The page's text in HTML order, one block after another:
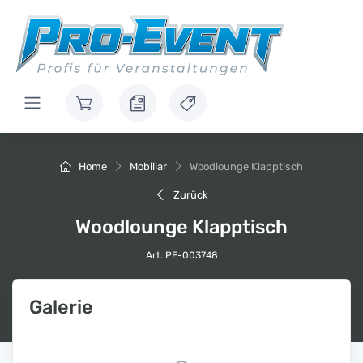
Home Mobiliar Woodlounge Klapptisch
Zurück
Woodlounge Klapptisch
Art. PE-003748
Galerie